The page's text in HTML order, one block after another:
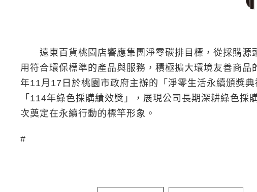
遠東百貨桃園店響應集團淨零碳排目標，從採購源
用符合環保標準的產品與服務，積極擴大環境友善商品
年11月17日於桃園市政府主辦的「淨零生活永續頒獎典
「114年綠色採購績效獎」，展現公司長期深耕綠色採
次奠定在永續行動的標竿形象。
#